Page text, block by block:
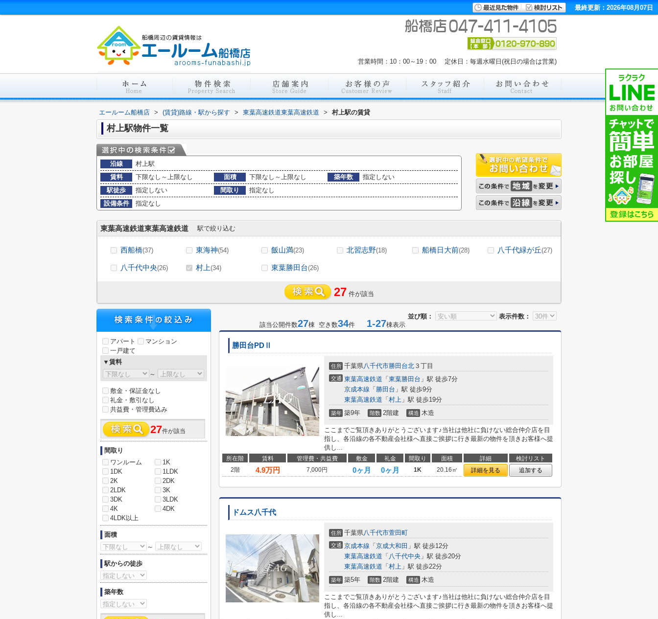
最終更新：2026年08月07日
営業時間：10：00～19：00 定休日：毎週水曜日(祝日の場合は営業)
エールーム船橋店 > (賃貸)路線・駅から探す > 東葉高速鉄道東葉高速鉄道 > 村上駅の賃貸
村上駅物件一覧
沿線
村上駅
賃料
下限なし～上限なし 面積 下限なし～上限なし 築年数
指定しない
駅徒歩
指定しない 間取り
指定なし
設備条件
指定なし
東葉高速鉄道東葉高速鉄道 駅で絞り込む
西船橋(37) 東海神(54) 飯山満(23) 北習志野(18) 船橋日大前(28) 八千代緑が丘(27)
八千代中央(26) 村上(34) 東葉勝田台(26)
27 件が該当
並び順：
表示件数：
該当公開件数27棟 空き数34件 1-27棟表示
勝田台PDⅡ
住所 千葉県八千代市勝田台北 ３丁目
交通 東葉高速鉄道 「 東葉勝田台 」駅 徒歩7分
京成本線 「 勝田台 」駅 徒歩9分
東葉高速鉄道 「 村上 」駅 徒歩19分
築年 築9年 階数 2階建 構造 木造
ここまでご覧頂きありがとうございます♪当社は他社に負けない総合仲介店を目
指し、各沿線の各不動産会社様へ直接ご挨拶に行き最新の物件を頂きお客様へ提
供し...
所在階 賃料 管理費・共益費 敷金 礼金 間取り 面積 詳細
検討リスト
2階
4.9万円 7,000円 0ヶ月 0ヶ月 1K 20.16㎡ 詳細を見る 追加する
ドムス八千代
住所 千葉県八千代市萱田町
交通 京成本線 「 京成大和田 」駅 徒歩12分
東葉高速鉄道 「 八千代中央 」駅 徒歩20分
東葉高速鉄道 「 村上 」駅 徒歩22分
築年 築5年 階数 2階建 構造 木造
ここまでご覧頂きありがとうございます♪当社は他社に負けない総合仲介店を目
指し、各沿線の各不動産会社様へ直接ご挨拶に行き最新の物件を頂きお客様へ提
供し...
アパート
マンション
一戸建て
▼賃料
～
敷金・保証金なし
礼金・敷引なし
共益費・管理費込み
27件が該当
間取り
ワンルーム
1K
1DK
1LDK
2K
2DK
2LDK
3K
3DK
3LDK
4K
4DK
4LDK以上
面積
～
駅からの徒歩
築年数